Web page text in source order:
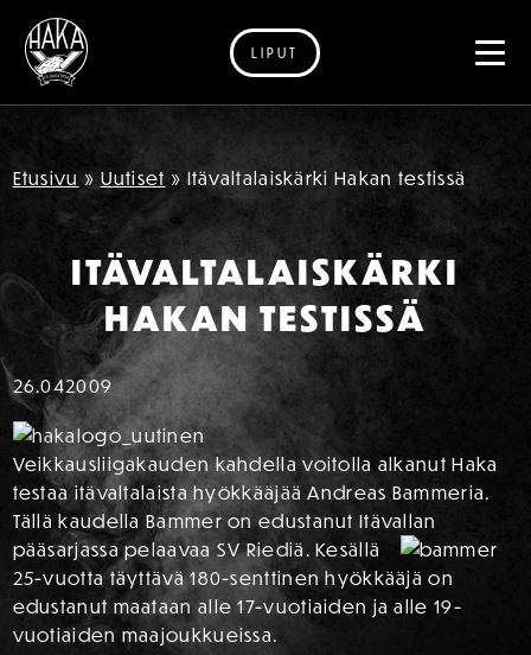
Siirry sisältöön
LIPUT
Etusivu » Uutiset » Itävaltalaiskärki Hakan testissä
ITÄVALTALAISKÄRKI
HAKAN TESTISSÄ
26.042009
Veikkausliigakauden kahdella voitolla alkanut Haka
testaa itävaltalaista hyökkääjää Andreas Bammeria.
Tällä kaudella Bammer on edustanut Itävallan
pääsarjassa pelaavaa SV Riediä. Kesällä
25-vuotta täyttävä 180-senttinen hyökkääjä on
edustanut maataan alle 17-vuotiaiden ja alle 19-
vuotiaiden maajoukkueissa.